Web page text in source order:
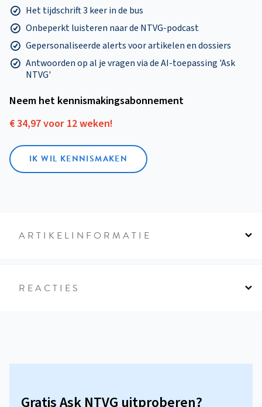
Het tijdschrift 3 keer in de bus
Onbeperkt luisteren naar de NTVG-podcast
Gepersonaliseerde alerts voor artikelen en dossiers
Antwoorden op al je vragen via de AI-toepassing 'Ask
NTVG'
Neem het kennismakings­abonnement
€ 34,97 voor 12 weken!
IK WIL KENNISMAKEN
ARTIKELINFORMATIE
REACTIES
Gratis Ask NTVG uitproberen?